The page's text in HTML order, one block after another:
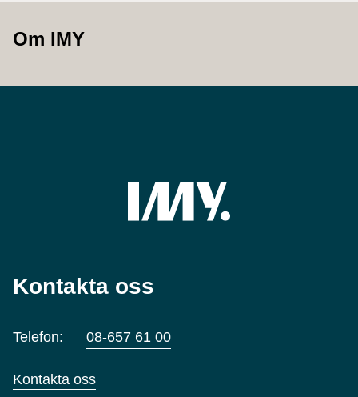
Om IMY
Kontakta oss
Telefon: 08-657 61 00
Kontakta oss